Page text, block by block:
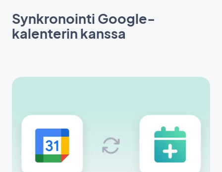
Synkronointi Google-
kalenterin kanssa